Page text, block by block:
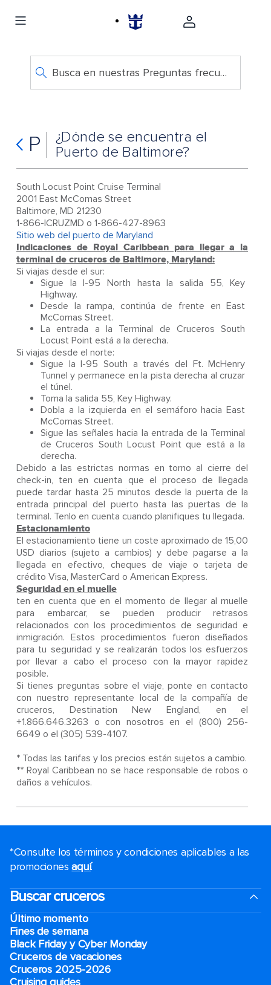
Busca en nuestras Preguntas frecuentes
P
¿Dónde se encuentra el
Puerto de Baltimore?
South Locust Point Cruise Terminal
2001 East McComas Street
Baltimore, MD 21230
1-866-ICRUZMD o 1-866-427-8963
Sitio web del puerto de Maryland
Indicaciones de Royal Caribbean para llegar a la
terminal de cruceros de Baltimore, Maryland:
Si viajas desde el sur:
Sigue la I-95 North hasta la salida 55, Key
Highway.
Desde la rampa, continúa de frente en East
McComas Street.
La entrada a la Terminal de Cruceros South
Locust Point está a la derecha.
Si viajas desde el norte:
Sigue la I-95 South a través del Ft. McHenry
Tunnel y permanece en la pista derecha al cruzar
el túnel.
Toma la salida 55, Key Highway.
Dobla a la izquierda en el semáforo hacia East
McComas Street.
Sigue las señales hacia la entrada de la Terminal
de Cruceros South Locust Point que está a la
derecha.
Debido a las estrictas normas en torno al cierre del
check-in, ten en cuenta que el proceso de llegada
puede tardar hasta 25 minutos desde la puerta de la
entrada principal del puerto hasta las puertas de la
terminal. Tenlo en cuenta cuando planifiques tu llegada.
Estacionamiento
El estacionamiento tiene un coste aproximado de 15,00
USD diarios (sujeto a cambios) y debe pagarse a la
llegada en efectivo, cheques de viaje o tarjeta de
crédito Visa, MasterCard o American Express.
Seguridad en el muelle
ten en cuenta que en el momento de llegar al muelle
para embarcar, se pueden producir retrasos
relacionados con los procedimientos de seguridad e
inmigración. Estos procedimientos fueron diseñados
para tu seguridad y se realizarán todos los esfuerzos
por llevar a cabo el proceso con la mayor rapidez
posible.
Si tienes preguntas sobre el viaje, ponte en contacto
con nuestro representante local de la compañía de
cruceros, Destination New England, en el
+1.866.646.3263 o con nosotros en el (800) 256-
6649 o el (305) 539-4107.
* Todas las tarifas y los precios están sujetos a cambio.
** Royal Caribbean no se hace responsable de robos o
daños a vehículos.
*Consulte los términos y condiciones aplicables a las
promocionesaquí.
Buscar cruceros
Último momento
Fines de semana
Black Friday y Cyber Monday
Cruceros de vacaciones
Cruceros 2025-2026
Cruising guides